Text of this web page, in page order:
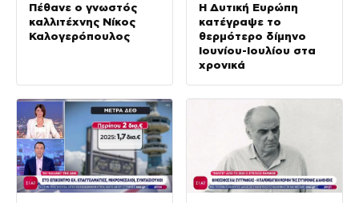
Πέθανε ο γνωστός
καλλιτέχνης Νίκος
Καλογερόπουλος
Η Δυτική Ευρώπη
κατέγραψε το
θερμότερο δίμηνο
Ιουνίου-Ιουλίου στα
χρονικά